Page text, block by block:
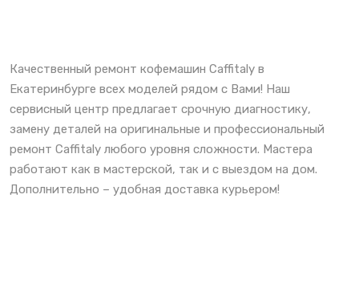
Качественный ремонт кофемашин Caffitaly в
Екатеринбурге всех моделей рядом с Вами! Наш
сервисный центр предлагает срочную диагностику,
замену деталей на оригинальные и профессиональный
ремонт Caffitaly любого уровня сложности. Мастера
работают как в мастерской, так и с выездом на дом.
Дополнительно – удобная доставка курьером!